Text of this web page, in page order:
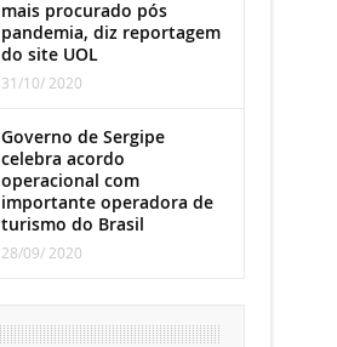
mais procurado pós
pandemia, diz reportagem
do site UOL
31/10/ 2020
Governo de Sergipe
celebra acordo
operacional com
importante operadora de
turismo do Brasil
28/09/ 2020